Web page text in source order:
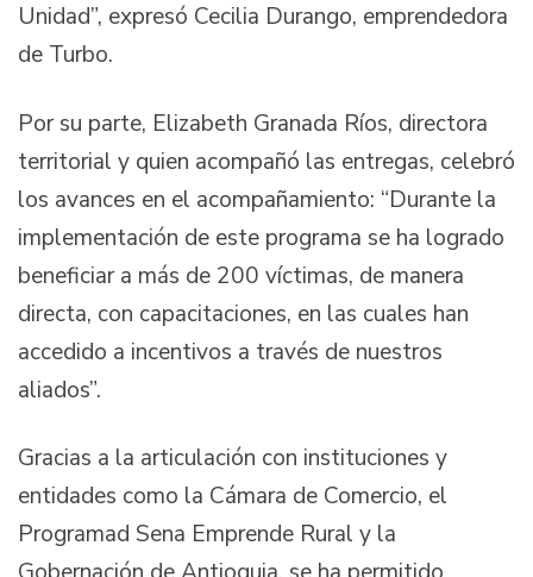
Unidad”, expresó Cecilia Durango, emprendedora
de Turbo.
Por su parte, Elizabeth Granada Ríos, directora
territorial y quien acompañó las entregas, celebró
los avances en el acompañamiento: “Durante la
implementación de este programa se ha logrado
beneficiar a más de 200 víctimas, de manera
directa, con capacitaciones, en las cuales han
accedido a incentivos a través de nuestros
aliados”.
Gracias a la articulación con instituciones y
entidades como la Cámara de Comercio, el
Programad Sena Emprende Rural y la